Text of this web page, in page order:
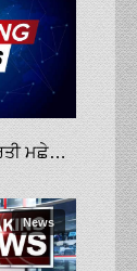
ਗੁਜਰਾਤ ਪੁਲੀਸ ਨੇ ਭਾਰਤੀ ਮਛੇਰਿਆਂ ਨੂੰ ਅਗਵਾ ਤੇ ਮਾਰਨ ਦੀ ਕੋਸ਼ਿਸ਼ ਮਾਮਲੇ ’ਚ ਪਾਕਿ ਜਲ ਸੈਨਿਕਾਂ ਖ਼ਿਲਾਫ਼ ਕੇਸ ਦਰਜ ਕੀਤਾ
News